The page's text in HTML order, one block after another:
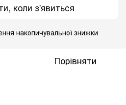
коли з'явиться
накопичувальної знижки
Порівняти